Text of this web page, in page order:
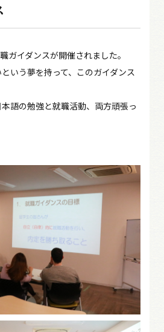
ガイダンスが開催されました。
いう夢を持って、このガイダンス
語の勉強と就職活動、両方頑張っ